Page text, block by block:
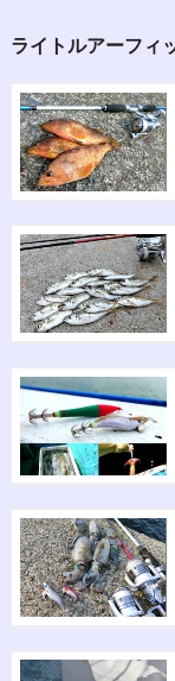
ライトルアーフィ